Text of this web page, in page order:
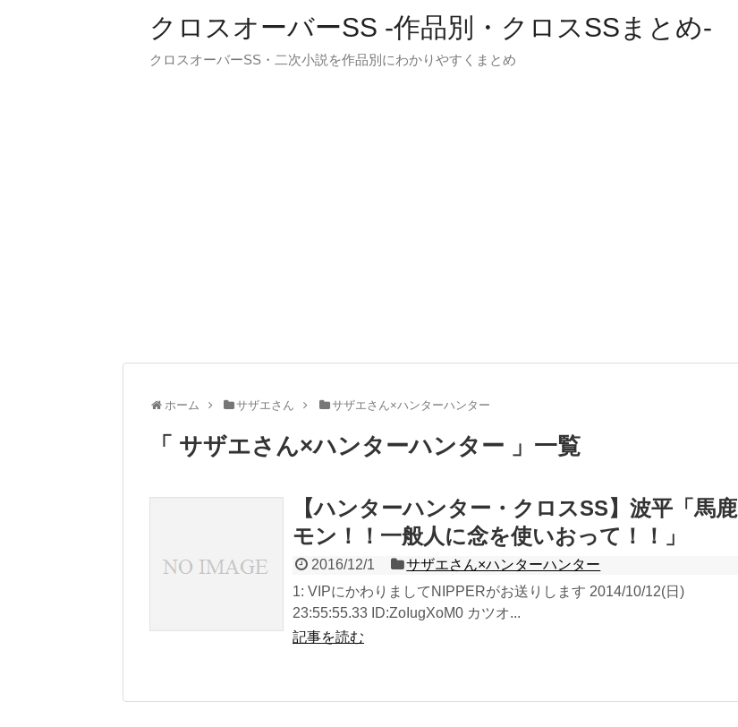
クロスオーバーSS -作品別・クロスSSまとめ-
クロスオーバーSS・二次小説を作品別にわかりやすくまとめ
ホーム サザエさん サザエさん×ハンターハンター
「 サザエさん×ハンターハンター 」一覧
【ハンターハンター・クロスSS】波平「馬鹿
モン！！一般人に念を使いおって！！」
2016/12/1
サザエさん×ハンターハンター
1: VIPにかわりましてNIPPERがお送りします 2014/10/12(日)
23:55:55.33 ID:ZoIugXoM0 カツオ...
記事を読む